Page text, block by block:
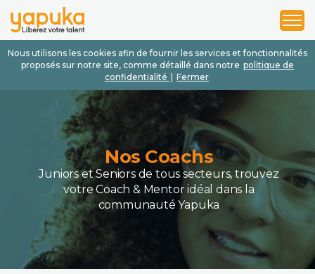
Nous utilisons les cookies afin de fournir les services et fonctionnalités
proposés sur notre site, comme détaillé dans notre politique de
confidentialité
Fermer
1
2
3
Nos Coachs
Juniors et Seniors de tous secteurs, trouvez
votre Coach & Mentor idéal dans la
communauté Yapuka